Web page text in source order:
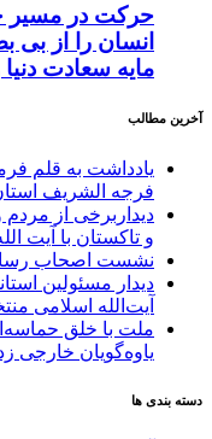
حرکت در مسیر
انسان را از بی
مایه سعادت
آخرین مطالب
یادداشت به قلم
فرجه الشریف
دیداربرخی از
و تاکستان با آیت
نشست اصحاب
دیدار مسئولین
آیت‌الله‌ اسلامی
ملت با خلق
یاوه‌گویان خارجی
دسته بندی ها